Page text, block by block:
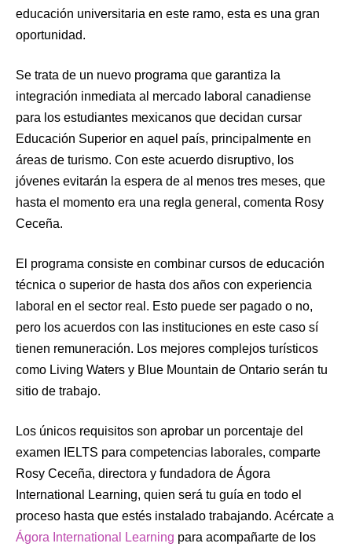
educación universitaria en este ramo, esta es una gran
oportunidad.
Se trata de un nuevo programa que garantiza la
integración inmediata al mercado laboral canadiense
para los estudiantes mexicanos que decidan cursar
Educación Superior en aquel país, principalmente en
áreas de turismo. Con este acuerdo disruptivo, los
jóvenes evitarán la espera de al menos tres meses, que
hasta el momento era una regla general, comenta Rosy
Ceceña.
El programa consiste en combinar cursos de educación
técnica o superior de hasta dos años con experiencia
laboral en el sector real. Esto puede ser pagado o no,
pero los acuerdos con las instituciones en este caso sí
tienen remuneración. Los mejores complejos turísticos
como Living Waters y Blue Mountain de Ontario serán tu
sitio de trabajo.
Los únicos requisitos son aprobar un porcentaje del
examen IELTS para competencias laborales, comparte
Rosy Ceceña, directora y fundadora de Ágora
International Learning, quien será tu guía en todo el
proceso hasta que estés instalado trabajando. Acércate a
Ágora International Learning para acompañarte de los